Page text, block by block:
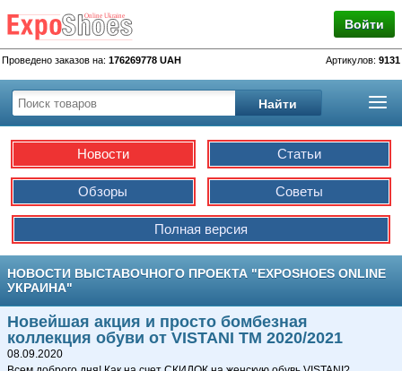
Войти
Проведено заказов на: 176269778 UAH Артикулов: 9131
Новости Статьи
Обзоры Советы
Полная версия
НОВОСТИ ВЫСТАВОЧНОГО ПРОЕКТА "EXPOSHOES ONLINE
УКРАИНА"
Новейшая акция и просто бомбезная
коллекция обуви от VISTANI TM 2020/2021
08.09.2020